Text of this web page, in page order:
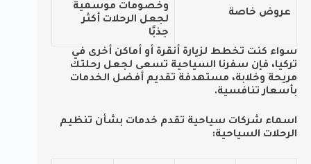
عروض خاصة
وخصومات موسمية
لجعل الرحلات أكثر
جذبًا
سواء كنت تخطط لزيارة أنقرة أو أماكن أخرى في
تركيا، فإن سفرنا السياحية تسعى لجعل رحلتك
مريحة وخلابة، مستهدفة تقديم أفضل الخدمات
بأسعار تنافسية.
اسماء شركات سياحية تقدم خدمات بشأن تنظيم
الرحلات السياحية: